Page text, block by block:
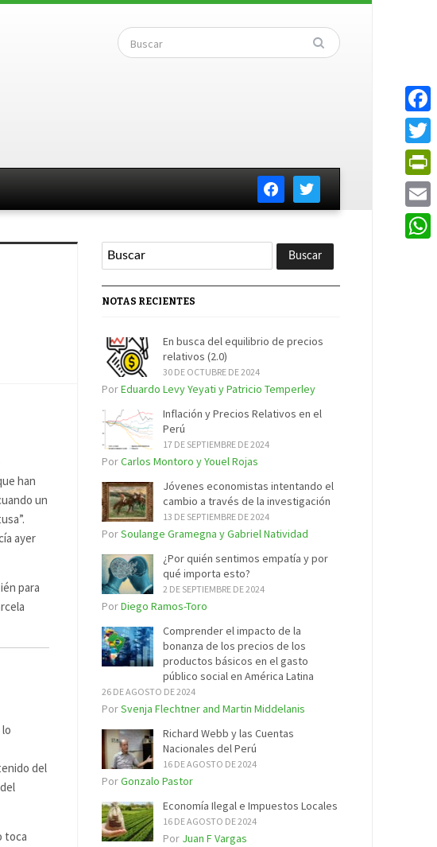
facebooktwitter
han
un
ayer
para
del
toca
NOTAS RECIENTES
En busca del equilibrio de precios
relativos (2.0)
30 DE OCTUBRE DE 2024
PorEduardo Levy Yeyati y Patricio Temperley
Inflación y Precios Relativos en el
Perú
17 DE SEPTIEMBRE DE 2024
PorCarlos Montoro y Youel Rojas
Jóvenes economistas intentando el
cambio a través de la investigación
13 DE SEPTIEMBRE DE 2024
PorSoulange Gramegna y Gabriel Natividad
¿Por quién sentimos empatía y por
qué importa esto?
2 DE SEPTIEMBRE DE 2024
PorDiego Ramos-Toro
Comprender el impacto de la
bonanza de los precios de los
productos básicos en el gasto
público social en América Latina
26 DE AGOSTO DE 2024
PorSvenja Flechtner and Martin Middelanis
Richard Webb y las Cuentas
Nacionales del Perú
16 DE AGOSTO DE 2024
PorGonzalo Pastor
Economía Ilegal e Impuestos Locales
16 DE AGOSTO DE 2024
Por Juan F Vargas
Email